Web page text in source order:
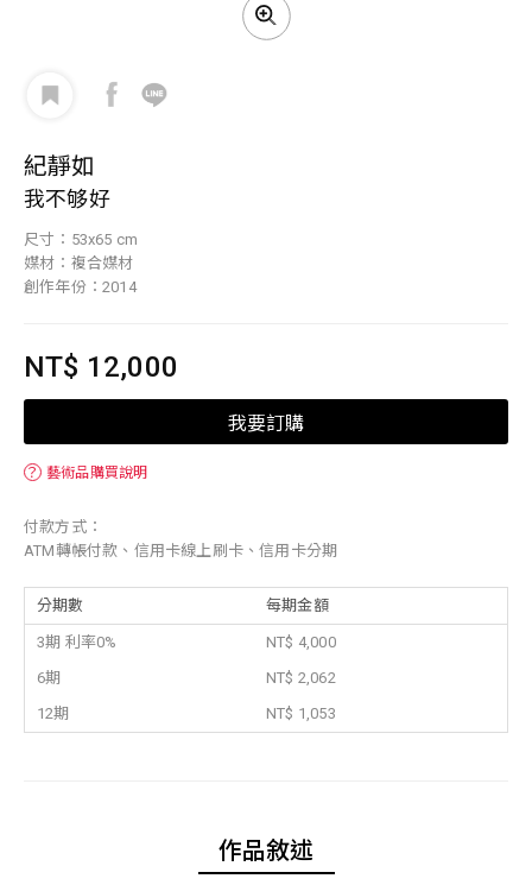
紀靜如
我不够好
尺寸：53x65 cm
媒材：複合媒材
創作年份：2014
NT$ 12,000
我要訂購
？ 藝術品購買說明
付款方式：
ATM轉帳付款、信用卡線上刷卡、信用卡分期
分期數 每期金額
3期 利率0%
NT$ 4,000
6期
NT$ 2,062
12期
NT$ 1,053
作品敘述